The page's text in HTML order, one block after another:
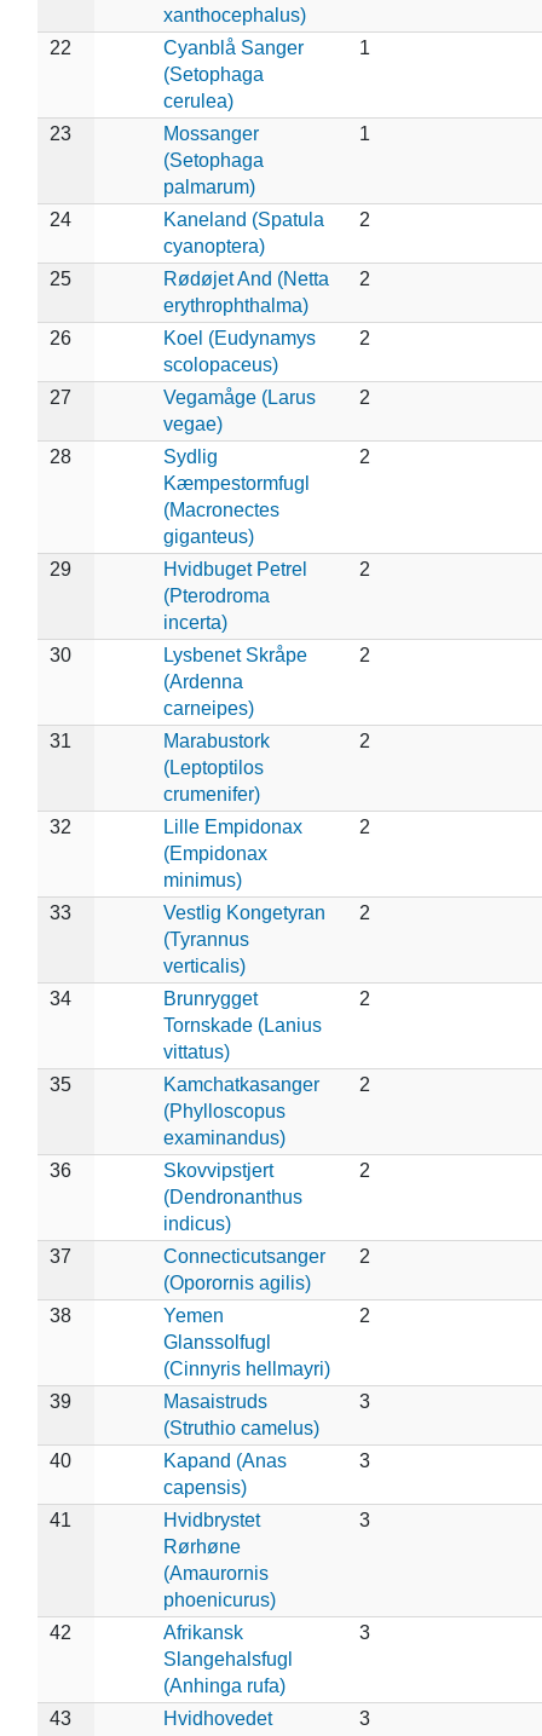
xanthocephalus)
22
Cyanblå Sanger
(Setophaga
cerulea)
1
23
Mossanger
(Setophaga
palmarum)
1
24
Kaneland (Spatula
cyanoptera)
2
25
Rødøjet And (Netta
erythrophthalma)
2
26
Koel (Eudynamys
scolopaceus)
2
27
Vegamåge (Larus
vegae)
2
28
Sydlig
Kæmpestormfugl
(Macronectes
giganteus)
2
29
Hvidbuget Petrel
(Pterodroma
incerta)
2
30
Lysbenet Skråpe
(Ardenna
carneipes)
2
31
Marabustork
(Leptoptilos
crumenifer)
2
32
Lille Empidonax
(Empidonax
minimus)
2
33
Vestlig Kongetyran
(Tyrannus
verticalis)
2
34
Brunrygget
Tornskade (Lanius
vittatus)
2
35
Kamchatkasanger
(Phylloscopus
examinandus)
2
36
Skovvipstjert
(Dendronanthus
indicus)
2
37
Connecticutsanger
(Oporornis agilis)
2
38
Yemen
Glanssolfugl
(Cinnyris hellmayri)
2
39
Masaistruds
(Struthio camelus)
3
40
Kapand (Anas
capensis)
3
41
Hvidbrystet
Rørhøne
(Amaurornis
phoenicurus)
3
42
Afrikansk
Slangehalsfugl
(Anhinga rufa)
3
43
Hvidhovedet
3